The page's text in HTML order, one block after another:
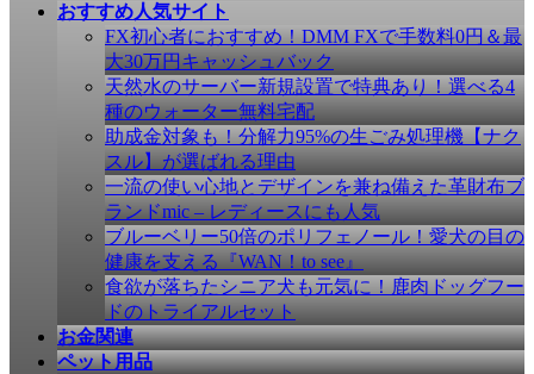
おすすめ人気サイト
FX初心者におすすめ！DMM FXで手数料0円＆最
大30万円キャッシュバック
天然水のサーバー新規設置で特典あり！選べる4
種のウォーター無料宅配
助成金対象も！分解力95%の生ごみ処理機【ナク
スル】が選ばれる理由
一流の使い心地とデザインを兼ね備えた革財布ブ
ランドmic – レディースにも人気
ブルーベリー50倍のポリフェノール！愛犬の目の
健康を支える『WAN！to see』
食欲が落ちたシニア犬も元気に！鹿肉ドッグフー
ドのトライアルセット
お金関連
ペット用品